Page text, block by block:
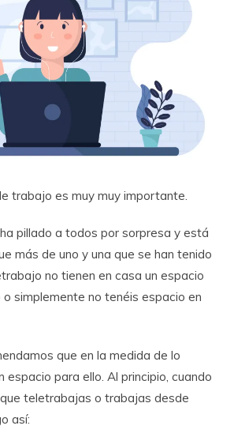
trabajo es muy muy importante.
pillado a todos por sorpresa y está
más de uno y una que se han tenido
no tienen en casa un espacio
simplemente no tenéis espacio en
que en la medida de lo
espacio para ello. Al principio, cuando
teletrabajas o trabajas desde
así: